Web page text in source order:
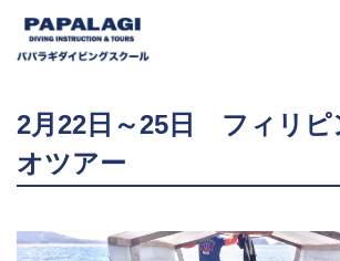
2月22日～25日 フィリピ
オツアー